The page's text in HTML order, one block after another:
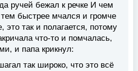
ручей бежал к речке И чем
быстрее мчался и громче
так и полагается, потому
что-то и помчалась,
и папа крикнул:
так широко, что это всё